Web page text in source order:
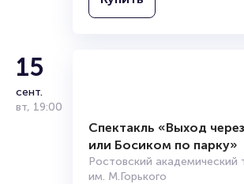
15
сент.
вт, 19:00
Спектакль «Выход
или Босиком по парку»
Ростовский академический
им. М.Горького